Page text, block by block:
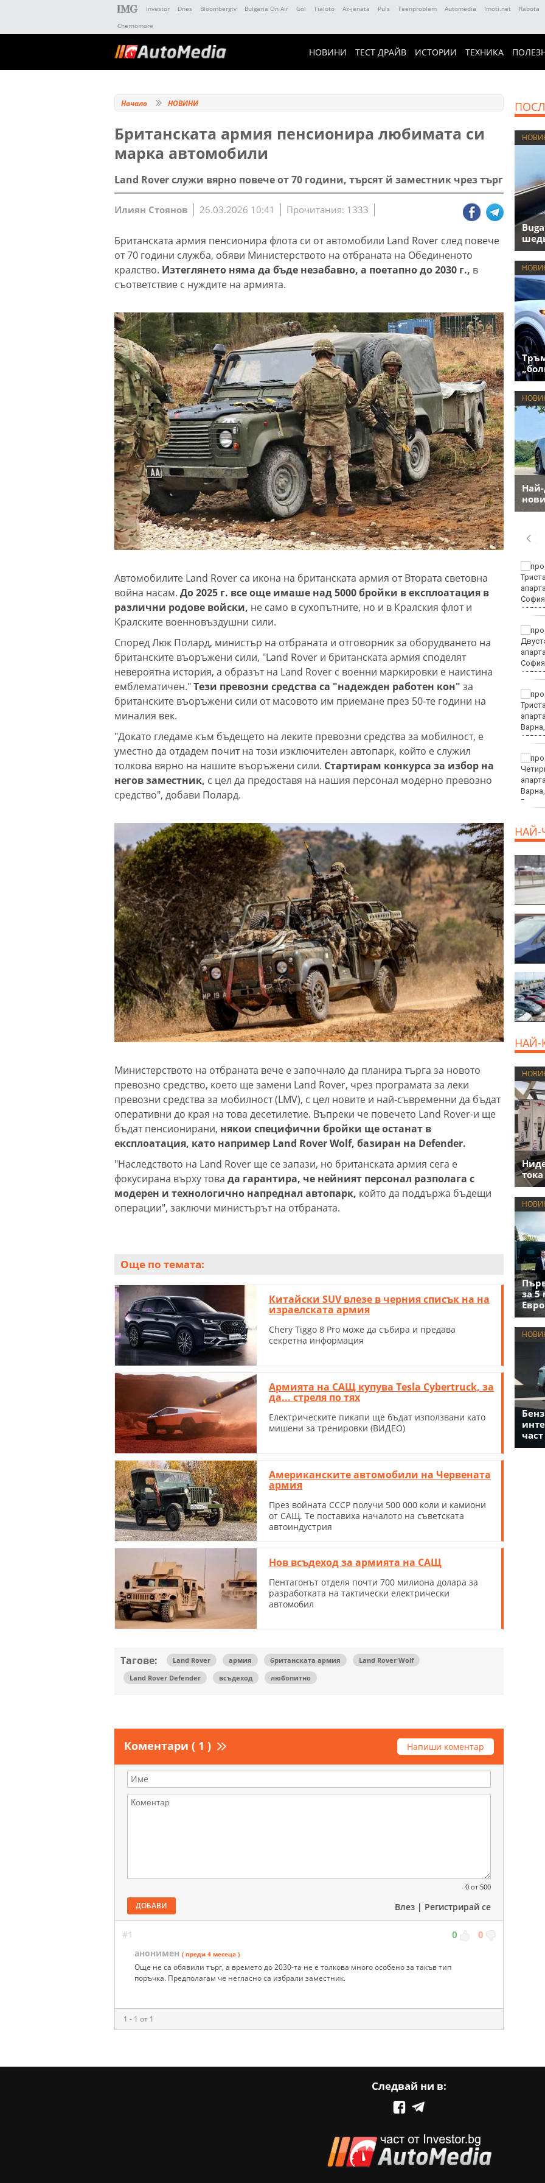
Investor Dnes Bloombergtv Bulgaria On Air Gol Tialoto Az-jenata Puls Teenproblem Automedia Imoti.net Rabota
Chernomore
НОВИНИ ТЕСТ ДРАЙВ ИСТОРИИ ТЕХНИКА
Начало НОВИНИ
Британската армия пенсионира любимата си
марка автомобили
Land Rover служи вярно повече от 70 години, търсят й заместник чрез търг
Илиян Стоянов 26.03.2026 10:41 Прочитания: 1333
Британската армия пенсионира флота си от автомобили Land Rover след повече
от 70 години служба, обяви Министерството на отбраната на Обединеното
кралство. Изтеглянето няма да бъде незабавно, а поетапно до 2030 г., в
съответствие с нуждите на армията.
Автомобилите Land Rover са икона на британската армия от Втората световна
война насам. До 2025 г. все още имаше над 5000 бройки в експлоатация в
различни родове войски, не само в сухопътните, но и в Кралския флот и
Кралските военновъздушни сили.
Според Люк Полард, министър на отбраната и отговорник за оборудването на
британските въоръжени сили, "Land Rover и британската армия споделят
невероятна история, а образът на Land Rover с военни маркировки е наистина
емблематичен."Тези превозни средства са "надежден работен кон" за
британските въоръжени сили от масовото им приемане през 50-те години на
миналия век.
"Докато гледаме към бъдещето на леките превозни средства за мобилност, е
уместно да отдадем почит на този изключителен автопарк, който е служил
толкова вярно на нашите въоръжени сили. Стартирам конкурса за избор на
негов заместник, с цел да предоставя на нашия персонал модерно превозно
средство", добави Полард.
Министерството на отбраната вече е започнало да планира търга за новото
превозно средство, което ще замени Land Rover, чрез програмата за леки
превозни средства за мобилност (LMV), с цел новите и най-съвременни да бъдат
оперативни до края на това десетилетие. Въпреки че повечето Land Rover-и ще
бъдат пенсионирани, някои специфични бройки ще останат в
експлоатация, като например Land Rover Wolf, базиран на Defender.
"Наследството на Land Rover ще се запази, но британската армия сега е
фокусирана върху това да гарантира, че нейният персонал разполага с
модерен и технологично напреднал автопарк, който да поддържа бъдещи
операции", заключи министърът на отбраната.
Още по темата:
Китайски SUV влезе в черния списък на на
израелската армия
Chery Tiggo 8 Pro може да събира и предава
секретна информация
Армията на САЩ купува Tesla Cybertruck, за
да... стреля по тях
Електрическите пикапи ще бъдат използвани като
мишени за тренировки (ВИДЕО)
Американските автомобили на Червената
армия
През войната СССР получи 500 000 коли и камиони
от САЩ. Те поставиха началото на съветската
автоиндустрия
Нов всъдеход за армията на САЩ
Пентагонът отделя почти 700 милиона долара за
разработката на тактически електрически
автомобил
Тагове: Land Rover армия британската армия
Land Rover Wolf
Land Rover Defender
всъдеход любопитно
Коментари ( 1 ) Напиши коментар
0 от 500
ДОБАВИ Влез | Регистрирай се
#1 0 0
анонимен ( преди 4 месеца )
Още не са обявили търг, а времето до 2030-та не е толкова много особено за такъв тип
поръчка. Предполагам че негласно са избрали заместник.
1 - 1 от 1
Най-
в ниска околоземна
Африканска чума по
за култура са изплатени
Закопчаха четирима с
дрога във Варненско
НАЙ-
НАЙ-
за 5
част
Следвай ни в: